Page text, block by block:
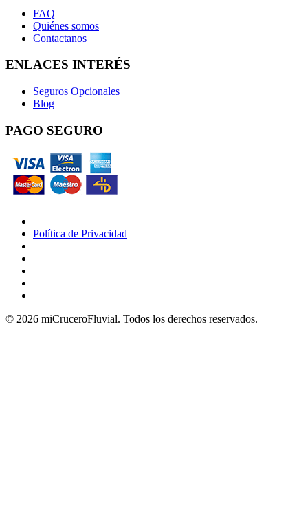
FAQ
Quiénes somos
Contactanos
ENLACES INTERÉS
Seguros Opcionales
Blog
PAGO SEGURO
|
Política de Privacidad
|
© 2026 miCruceroFluvial. Todos los derechos reservados.